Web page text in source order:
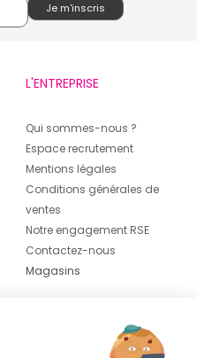
L'ENTREPRISE
Qui sommes-nous ?
Espace recrutement
Mentions légales
Conditions générales de
ventes
Notre engagement RSE
Contactez-nous
Magasins